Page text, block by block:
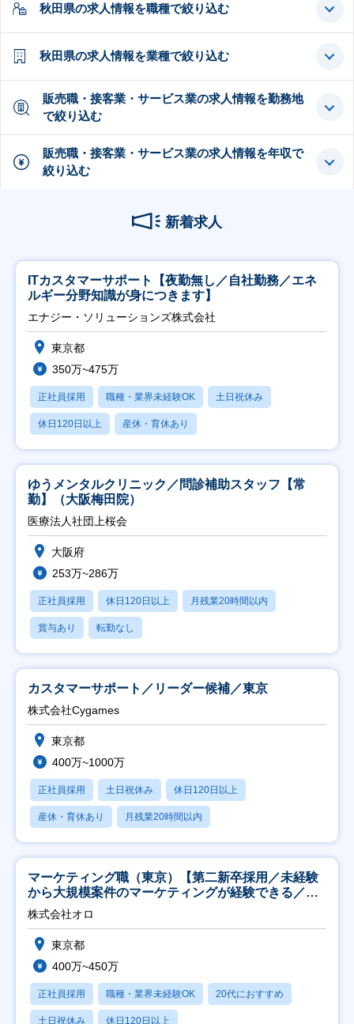
秋田県の求人情報を職種で絞り込む
秋田県の求人情報を業種で絞り込む
販売職・接客業・サービス業の求人情報を勤務地
で絞り込む
販売職・接客業・サービス業の求人情報を年収で
絞り込む
新着求人
ITカスタマーサポート【夜勤無し／自社勤務／エネ
ルギー分野知識が身につきます】
エナジー・ソリューションズ株式会社
東京都
350万~475万
正社員採用 職種・業界未経験OK 土日祝休み
休日120日以上 産休・育休あり
ゆうメンタルクリニック／問診補助スタッフ【常
勤】（大阪梅田院）
医療法人社団上桜会
大阪府
253万~286万
正社員採用 休日120日以上 月残業20時間以内
賞与あり 転勤なし
カスタマーサポート／リーダー候補／東京
株式会社Cygames
東京都
400万~1000万
正社員採用 土日祝休み 休日120日以上
産休・育休あり 月残業20時間以内
マーケティング職（東京）【第二新卒採用／未経験
から大規模案件のマーケティングが経験できる／研
修充実】
株式会社オロ
東京都
400万~450万
正社員採用 職種・業界未経験OK 20代におすすめ
土日祝休み 休日120日以上